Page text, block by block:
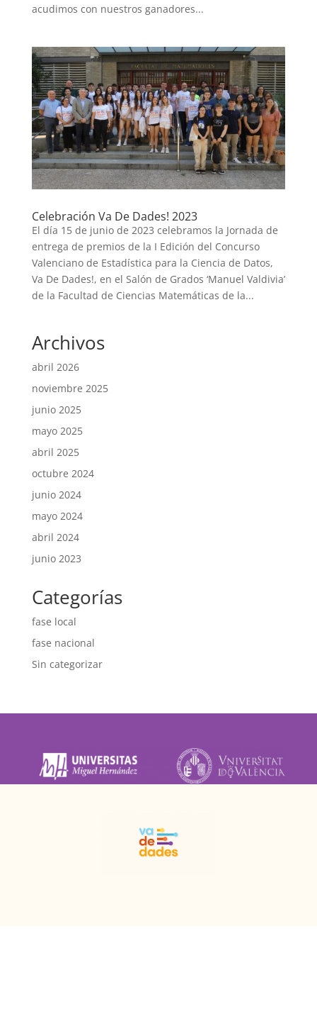
acudimos con nuestros ganadores...
Celebración Va De Dades! 2023
El día 15 de junio de 2023 celebramos la Jornada de
entrega de premios de la I Edición del Concurso
Valenciano de Estadística para la Ciencia de Datos,
Va De Dades!, en el Salón de Grados ‘Manuel Valdivia’
de la Facultad de Ciencias Matemáticas de la...
Archivos
abril 2026
noviembre 2025
junio 2025
mayo 2025
abril 2025
octubre 2024
junio 2024
mayo 2024
abril 2024
junio 2023
Categorías
fase local
fase nacional
Sin categorizar